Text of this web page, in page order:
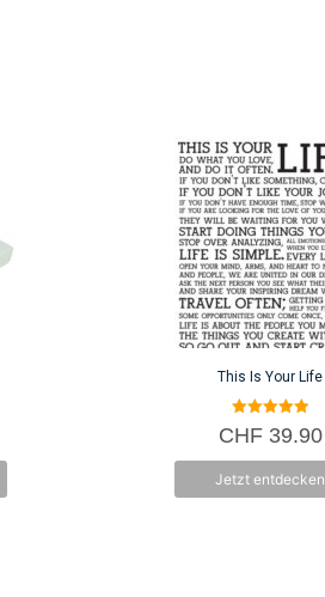
This Is Your Life
5.00
von 5
CHF39.90
Jetzt entdecken